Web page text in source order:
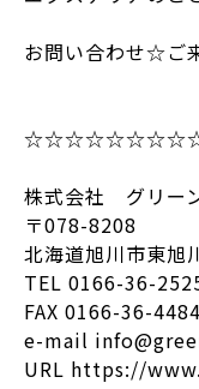
お問い合わせ☆ご
株式会社 グリー
〒078-8208
北海道旭川市東旭
TEL 0166-36-
FAX 0166-36-4484
e-mail
URL https://